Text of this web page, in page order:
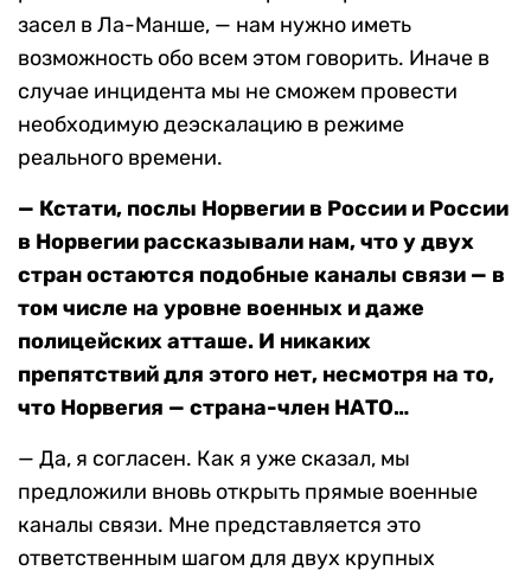
засел в Ла-Манше, — нам нужно иметь
возможность обо всем этом говорить. Иначе в
случае инцидента мы не сможем провести
необходимую деэскалацию в режиме
реального времени.
— Кстати, послы Норвегии в России и России
в Норвегии рассказывали нам, что у двух
стран остаются подобные каналы связи — в
том числе на уровне военных и даже
полицейских атташе. И никаких
препятствий для этого нет, несмотря на то,
что Норвегия — страна-член НАТО…
— Да, я согласен. Как я уже сказал, мы
предложили вновь открыть прямые военные
каналы связи. Мне представляется это
ответственным шагом для двух крупных